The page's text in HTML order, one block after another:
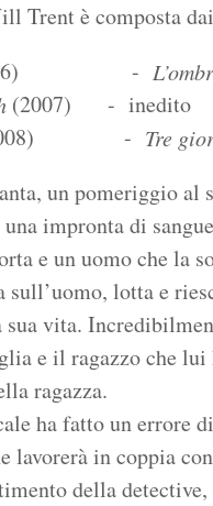
Trent è composta
-
(2007) - inedito
- Tre
un pomeriggio al
impronta di
e un uomo che la
sull’uomo, lotta e
sua vita.
e il ragazzo che
ragazza.
ha fatto un errore
lavorerà in coppia
della